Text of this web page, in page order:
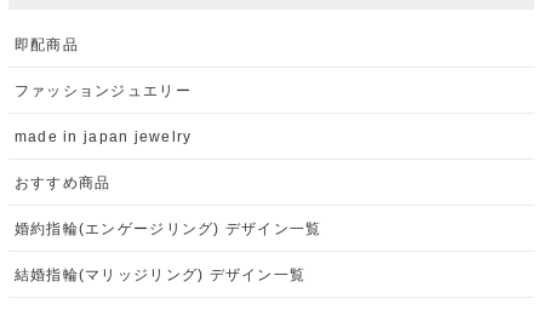
即配商品
ファッションジュエリー
made in japan jewelry
おすすめ商品
婚約指輪(エンゲージリング) デザイン一覧
結婚指輪(マリッジリング) デザイン一覧